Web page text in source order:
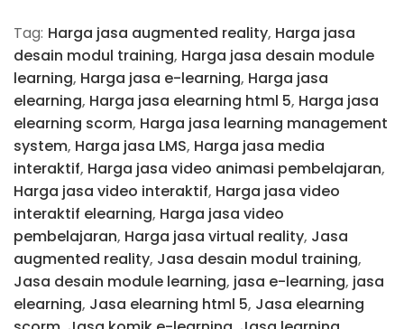
Tag: Harga jasa augmented reality, Harga jasa
desain modul training, Harga jasa desain module
learning, Harga jasa e-learning, Harga jasa
elearning, Harga jasa elearning html 5, Harga jasa
elearning scorm, Harga jasa learning management
system, Harga jasa LMS, Harga jasa media
interaktif, Harga jasa video animasi pembelajaran,
Harga jasa video interaktif, Harga jasa video
interaktif elearning, Harga jasa video
pembelajaran, Harga jasa virtual reality, Jasa
augmented reality, Jasa desain modul training,
Jasa desain module learning, jasa e-learning, jasa
elearning, Jasa elearning html 5, Jasa elearning